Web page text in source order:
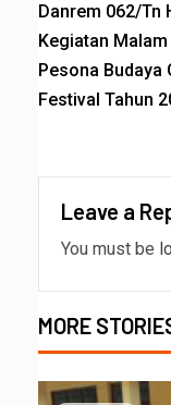
Danrem 062/Tn
Kegiatan
Pesona Budaya
Festival Tahun
Leave a
You must be
MORE